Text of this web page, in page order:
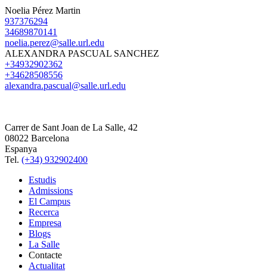
Noelia Pérez Martin
937376294
34689870141
noelia.perez@salle.url.edu
ALEXANDRA PASCUAL SANCHEZ
+34932902362
+34628508556
alexandra.pascual@salle.url.edu
Carrer de Sant Joan de La Salle, 42
08022 Barcelona
Espanya
Tel. (+34) 932902400
Estudis
Admissions
El Campus
Recerca
Empresa
Blogs
La Salle
Contacte
Actualitat